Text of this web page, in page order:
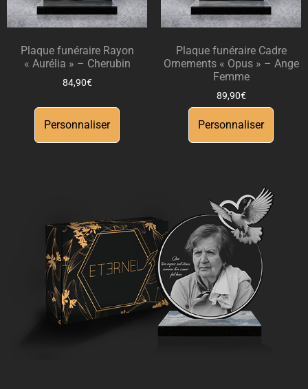
Plaque funéraire Rayon
« Aurélia » – Cherubin
84,90€
Personnaliser
Plaque funéraire Cadre
Ornements « Opus » – Ange
Femme
89,90€
Personnaliser